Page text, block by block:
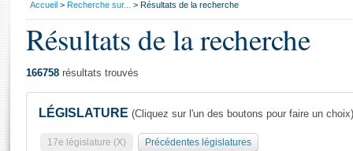
Général
Vous
Accueil Recherche sur... Résultats de la recherche
Résultats de la recherche
166758 résultats trouvés
LÉGISLATURE (Cliquez sur l'un des boutons pour faire un choix)
17e législature (X) Précédentes législatures